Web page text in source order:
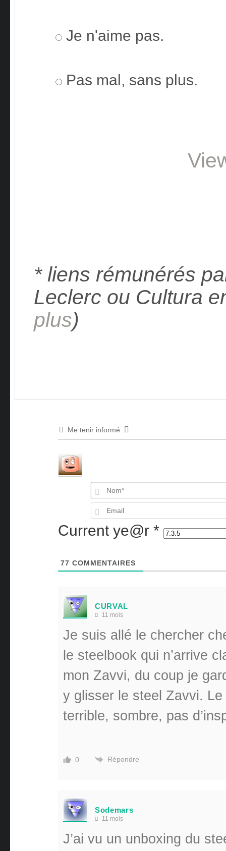
Je n'aime pas.
Pas mal, sans plus.
* liens rémunérés
Leclerc ou Cultura
plus)
Me tenir informé
Current ye@r *
77 COMMENTAIRES
CURVAL
11 mois
Je suis allé le chercher
le steelbook qui n’arrive
mon Zavvi, du coup je
y glisser le steel Zavvi.
terrible, sombre, pas
0 Répondre
Sodemars
11 mois
J’ai vu un unboxing du